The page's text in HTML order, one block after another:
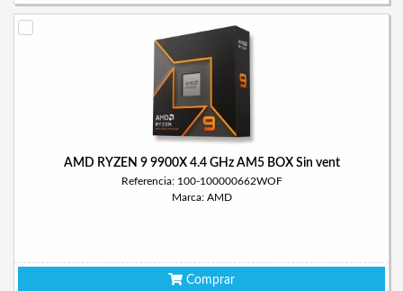
AMD RYZEN 9 9900X 4.4 GHz AM5 BOX Sin vent
Referencia: 100-100000662WOF
Marca: AMD
Comprar